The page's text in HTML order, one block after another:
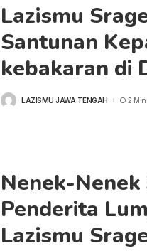
Lazismu
Santunan
kebakaran di
POSTEDLAZISMU JAWA TENGAH 2 Min
Nenek-
Penderita
Lazismu